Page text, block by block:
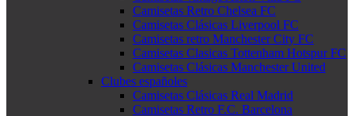
Camisetas Retro Chelsea FC
Camisetas Clásicas Liverpool FC
Camisetas retro Manchester City FC
Camisetas Clasicas Tottenham Hotspur FC
Camisetas Clásicas Manchester United
Clubes españoles
Camisetas Clásicas Real Madrid
Camisetas Retro F.C. Barcelona